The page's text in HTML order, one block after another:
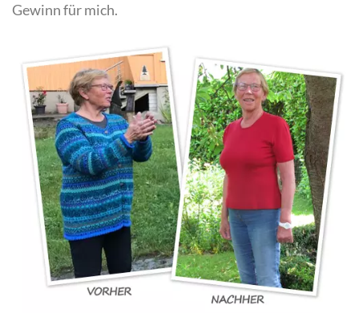
Gewinn für mich.